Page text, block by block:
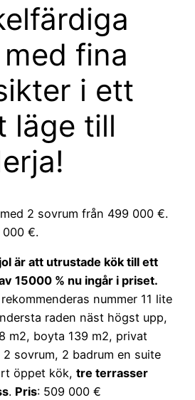
fina
i ett
läge till
2 sovrum från 499 000 €.
000 €.
är att utrustade kök till ett
15000 % nu ingår i priset.
nummer 11 lite
raden näst högst upp,
m2, boyta 139 m2, privat
sovrum, 2 badrum en suite
öppet kök, tre terrasser
. Pris: 509 000 €